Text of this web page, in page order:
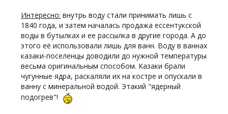
Интересно: внутрь воду стали принимать лишь с
1840 года, и затем началась продажа ессентукской
воды в бутылках и ее рассылка в другие города. А до
этого её использовали лишь для ванн. Воду в ваннах
казаки-поселенцы доводили до нужной температуры
весьма оригинальным способом. Казаки брали
чугунные ядра, раскаляли их на костре и опускали в
ванну с минеральной водой. Этакий "ядерный
подогрев"!